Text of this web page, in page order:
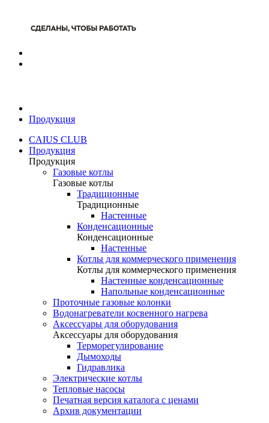
Продукция
CAIUS CLUB
Продукция
Продукция
Газовые котлы
Газовые котлы
Традиционные
Традиционные
Настенные
Конденсационные
Конденсационные
Настенные
Котлы для коммерческого применения
Котлы для коммерческого применения
Настенные конденсационные
Напольные конденсационные
Проточные газовые колонки
Водонагреватели косвенного нагрева
Аксессуары для оборудования
Аксессуары для оборудования
Терморегулирование
Дымоходы
Гидравлика
Электрические котлы
Тепловые насосы
Печатная версия каталога с ценами
Архив документации